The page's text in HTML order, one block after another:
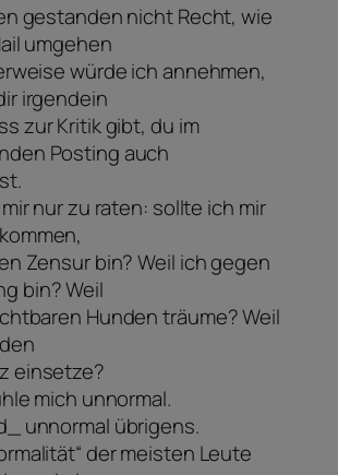
gestanden nicht Recht, wie
umgehen
würde ich annehmen,
irgendein
zur Kritik gibt, du im
Posting auch
nur zu raten: sollte ich mir
Zensur bin? Weil ich gegen
bin? Weil
Hunden träume? Weil
einsetze?
mich unnormal.
unnormal übrigens.
der meisten Leute